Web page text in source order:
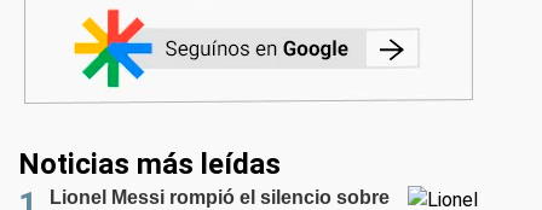
Noticias más leídas
Lionel Messi rompió el silencio sobre